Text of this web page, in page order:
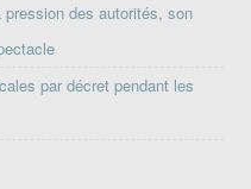
des autorités, son
par décret pendant les